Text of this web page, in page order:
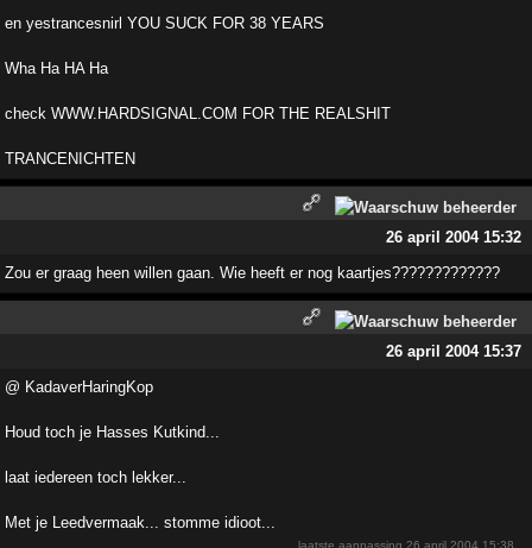
en yestrancesnirl YOU SUCK FOR 38 YEARS
Wha Ha HA Ha
check WWW.HARDSIGNAL.COM FOR THE REALSHIT
TRANCENICHTEN
26 april 2004 15:32
Zou er graag heen willen gaan. Wie heeft er nog kaartjes?????????????
26 april 2004 15:37
@ KadaverHaringKop
Houd toch je Hasses Kutkind...
laat iedereen toch lekker...
Met je Leedvermaak... stomme idioot...